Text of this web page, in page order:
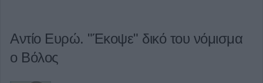
Αντίο Ευρώ. "Έκοψε" δικό του νόμισμα
ο Βόλος